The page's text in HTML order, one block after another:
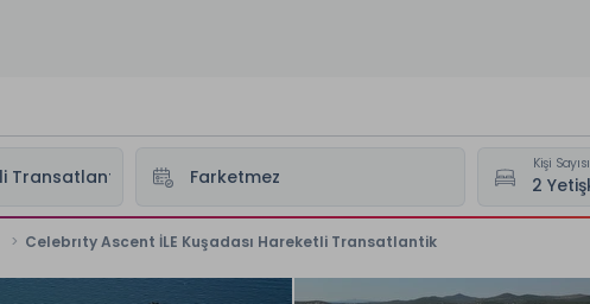
Kişi Sayısı
Celebrıty Ascent İLE Kuşadası Hareketli Transatlantik